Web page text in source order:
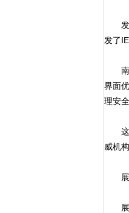
发布
发了
南都
界面
理安
这一
威机
展
展会